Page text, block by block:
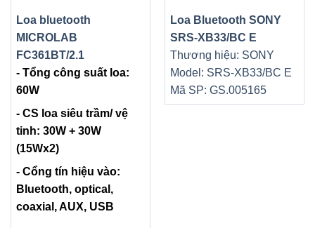
Loa bluetooth
MICROLAB
FC361BT/2.1
- Tổng công suất loa:
60W
- CS loa siêu trầm/ vệ
tinh: 30W + 30W
(15Wx2)
- Cổng tín hiệu vào:
Bluetooth, optical,
coaxial, AUX, USB
Loa Bluetooth SONY
SRS-XB33/BC E
Thương hiệu: SONY
Model: SRS-XB33/BC E
Mã SP: GS.005165